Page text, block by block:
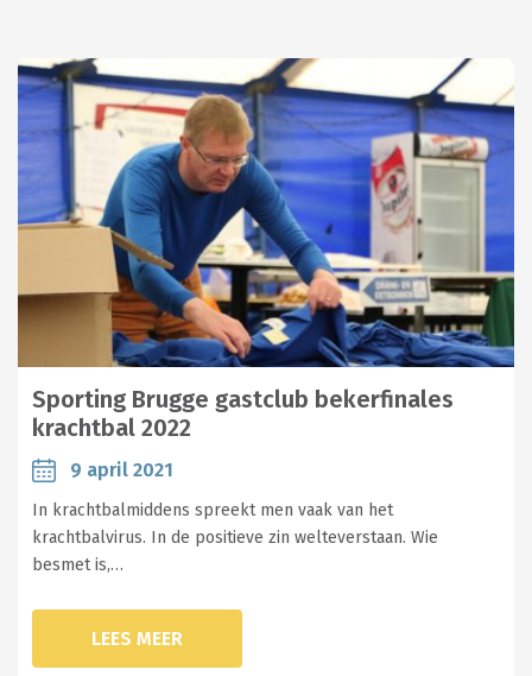
Sporting Brugge gastclub bekerfinales
krachtbal 2022
9 april 2021
In krachtbalmiddens spreekt men vaak van het
krachtbalvirus. In de positieve zin welteverstaan. Wie
besmet is,…
LEES MEER